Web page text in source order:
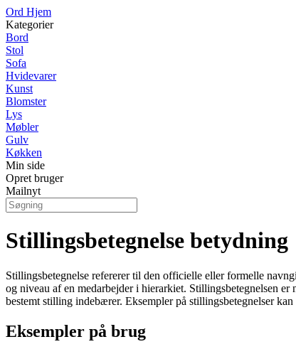
Ord Hjem
Kategorier
Bord
Stol
Sofa
Hvidevarer
Kunst
Blomster
Lys
Møbler
Gulv
Køkken
Min side
Opret bruger
Mailnyt
Stillingsbetegnelse betydning
Stillingsbetegnelse refererer til den officielle eller formelle
og niveau af en medarbejder i hierarkiet. Stillingsbetegnelsen
bestemt stilling indebærer. Eksempler på stillingsbetegnelser
Eksempler på brug